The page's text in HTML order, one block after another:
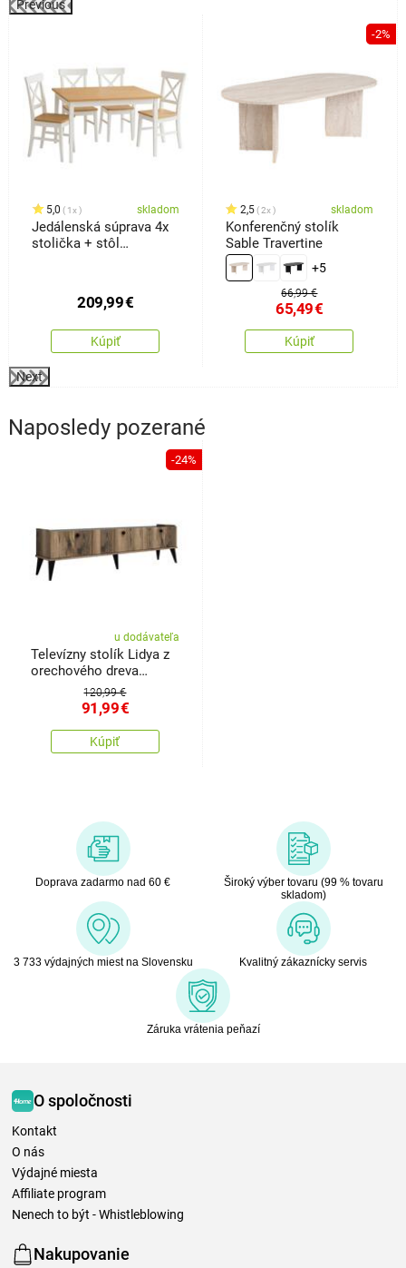
Previous
5,0 1x skladom
Jedálenská súprava 4x
stolička + stôl
209,99€
Kúpiť
-2%
2,5 2x skladom
Konferenčný stolík
Sable Travertine
+5
66,99 €
65,49€
Kúpiť
Next
Naposledy pozerané
-24%
u dodávateľa
Televízny stolík Lidya z
orechového dreva
amramoru120,99 €
91,99€
Kúpiť
Doprava zadarmo nad 60 €
Široký výber tovaru (99 % tovaru
skladom)
3 733 výdajných miest na Slovensku Kvalitný zákaznícky servis
Záruka vrátenia peňazí
O spoločnosti
Kontakt
O nás
Výdajné miesta
Affiliate program
Nenech to být - Whistleblowing
Nakupovanie